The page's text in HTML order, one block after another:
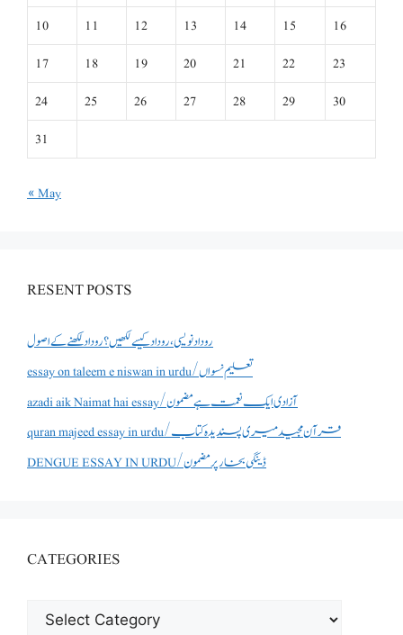
10
11 12 13 14 15
16
17
18 19 20 21 22
23
24
25 26 27 28 29
30
31
« May
RESENT POSTS
روداد نویسی ،روداد کیسے لکھیں؟ روداد لکھنے کے اصول
essay on taleem e niswan in urdu/تعلیم نسواں
azadi aik Naimat hai essay/آزادی ایک نعمت ہے مضمون
quran majeed essay in urdu/قرآن مجید میری پسندیدہ کتاب
DENGUE ESSAY IN URDU/ڈینگی بخار پر مضمون
CATEGORIES
CATEGORIES